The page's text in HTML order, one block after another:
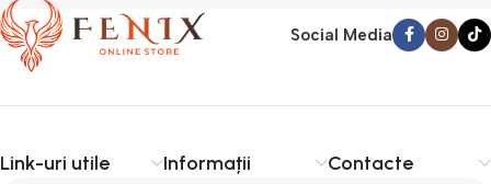
Social Media
Link-uri utile Informații Contacte